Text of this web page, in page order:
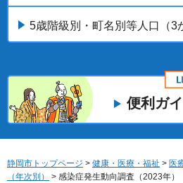
5歳階級別・町名別等人口（3
便利ガ
静岡市トップページ > 健康・医療・福祉 > 医
（年次別）
> 感染症発生動向調査（2023年）